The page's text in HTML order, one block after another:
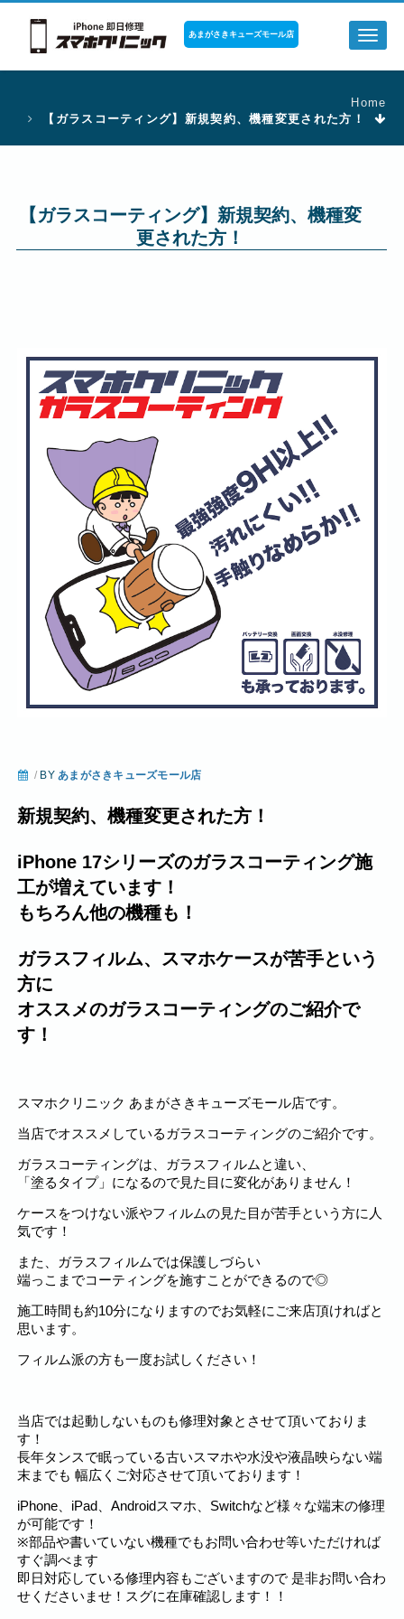
Toggle
あまがさきキューズモール店
Home
【ガラスコーティング】新規契約、機種変更された方！
【ガラスコーティング】新規契約、機種変
更された方！
/ BYあまがさきキューズモール店
新規契約、機種変更された方！
iPhone 17シリーズのガラスコーティング施
工が増えています！
もちろん他の機種も！
ガラスフィルム、スマホケースが苦手という
方に
オススメのガラスコーティングのご紹介で
す！
スマホクリニック あまがさきキューズモール店です。
当店でオススメしているガラスコーティングのご紹介です。
ガラスコーティングは、ガラスフィルムと違い、
「塗るタイプ」になるので見た目に変化がありません！
ケースをつけない派やフィルムの見た目が苦手という方に人
気です！
また、ガラスフィルムでは保護しづらい
端っこまでコーティングを施すことができるので◎
施工時間も約10分になりますのでお気軽にご来店頂ければと
思います。
フィルム派の方も一度お試しください！
当店では起動しないものも修理対象とさせて頂いておりま
す！
長年タンスで眠っている古いスマホや水没や液晶映らない端
末までも 幅広くご対応させて頂いております！
iPhone、iPad、Androidスマホ、Switchなど様々な端末の修理
が可能です！
※部品や書いていない機種でもお問い合わせ等いただければ
すぐ調べます
即日対応している修理内容もございますので 是非お問い合わ
せくださいませ！スグに在庫確認します！！